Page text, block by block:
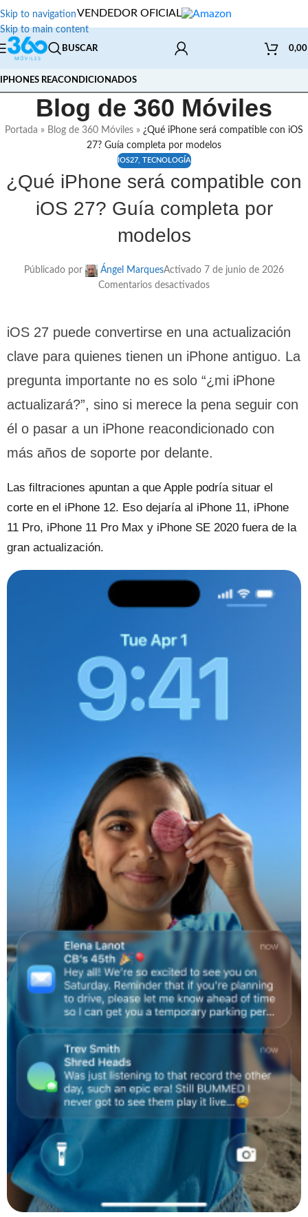
Skip to navigation
Skip to main content
VENDEDOR OFICIAL
BUSCAR
IPHONES REACONDICIONADOS
Blog de 360 Móviles
Portada » Blog de 360 Móviles » ¿Qué iPhone será compatible con iOS
27? Guía completa por modelos
IOS27, TECNOLOGÍA
¿Qué iPhone será compatible con
iOS 27? Guía completa por
modelos
Públicado por Ángel MarquesActivado 7 de junio de 2026
Comentarios desactivados
iOS 27 puede convertirse en una actualización
clave para quienes tienen un iPhone antiguo. La
pregunta importante no es solo “¿mi iPhone
actualizará?”, sino si merece la pena seguir con
él o pasar a un iPhone reacondicionado con
más años de soporte por delante.
Las filtraciones apuntan a que Apple podría situar el
corte en el iPhone 12. Eso dejaría al iPhone 11, iPhone
11 Pro, iPhone 11 Pro Max y iPhone SE 2020 fuera de la
gran actualización.